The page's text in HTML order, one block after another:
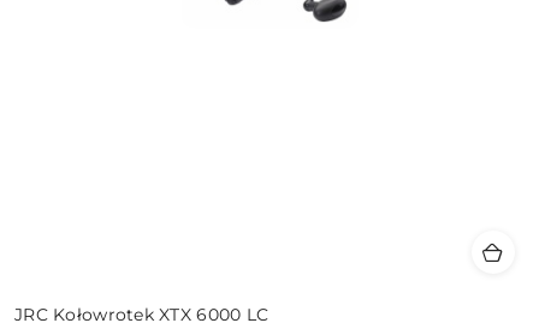
JRC Kołowrotek XTX 6000 LC